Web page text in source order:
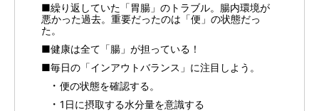
■繰り返していた「胃腸」のトラブル。腸内環境が
悪かった過去。重要だったのは「便」の状態だっ
た。
■健康は全て「腸」が担っている！
■毎日の「インアウトバランス」に注目しよう。
便の状態を確認する。
1日に摂取する水分量を意識する